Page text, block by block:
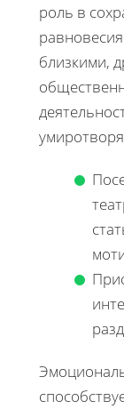
роль в
близкими,